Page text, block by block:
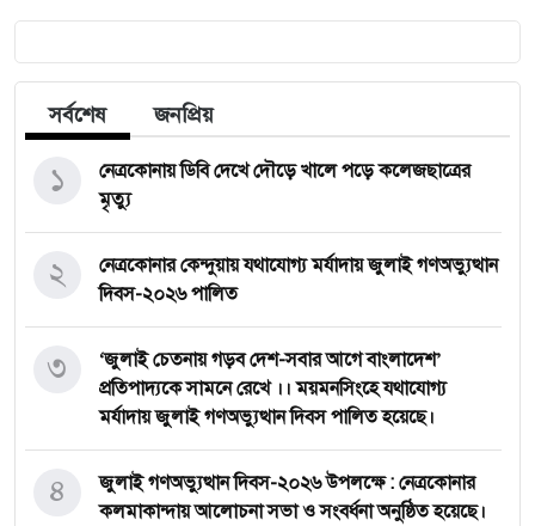
সর্বশেষ জনপ্রিয়
নেত্রকোনায় ডিবি দেখে দৌড়ে খালে পড়ে কলেজছাত্রের
মৃত্যু
১
নেত্রকোনার কেন্দুয়ায় যথাযোগ্য মর্যাদায় জুলাই গণঅভ্যুত্থান
দিবস-২০২৬ পালিত
২
‘জুলাই চেতনায় গড়ব দেশ-সবার আগে বাংলাদেশ’
প্রতিপাদ্যকে সামনে রেখে ।। ময়মনসিংহে যথাযোগ্য
মর্যাদায় জুলাই গণঅভ্যুত্থান দিবস পালিত হয়েছে।
৩
জুলাই গণঅভ্যুত্থান দিবস-২০২৬ উপলক্ষে : নেত্রকোনার
কলমাকান্দায় আলোচনা সভা ও সংবর্ধনা অনুষ্ঠিত হয়েছে।
৪